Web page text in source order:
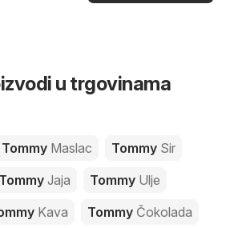
u trgovinama
Tommy Maslac Tommy Sir
Tommy Jaja Tommy Ulje
Kava Tommy Čokolada